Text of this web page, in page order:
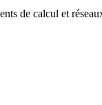
de calcul et